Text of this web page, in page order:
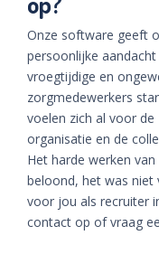
Onze software geeft
persoonlijke
vroegtijdige en
zorgmedewerkers
voelen zich al voor
organisatie en de
Het harde werken
beloond, het was niet
voor jou als recruiter
contact op of vraag